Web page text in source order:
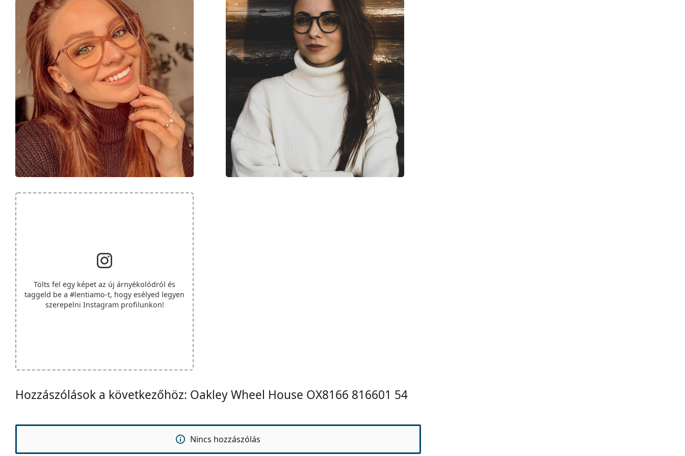
Tölts fel egy képet az új árnyékolódról és
taggeld be a #lentiamo-t, hogy esélyed legyen
szerepelni Instagram profilunkon!
Hozzászólások a következőhöz: Oakley Wheel House OX8166 816601 54
Nincs hozzászólás